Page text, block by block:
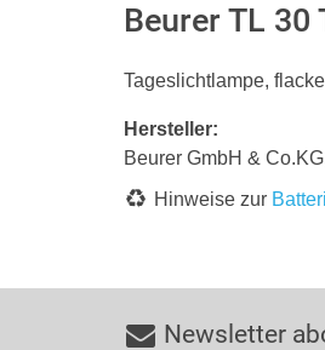
Beurer TL
Tageslichtlampe,
Hersteller:
Beurer GmbH &
Hinweise zur
Newsletter